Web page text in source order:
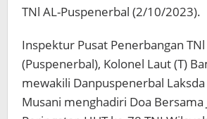
TNl AL-Puspenerbal (2/10/2023).
Inspektur Pusat Penerbangan
(Puspenerbal), Kolonel Laut (T)
mewakili Danpuspenerbal
Musani menghadiri Doa Bersama